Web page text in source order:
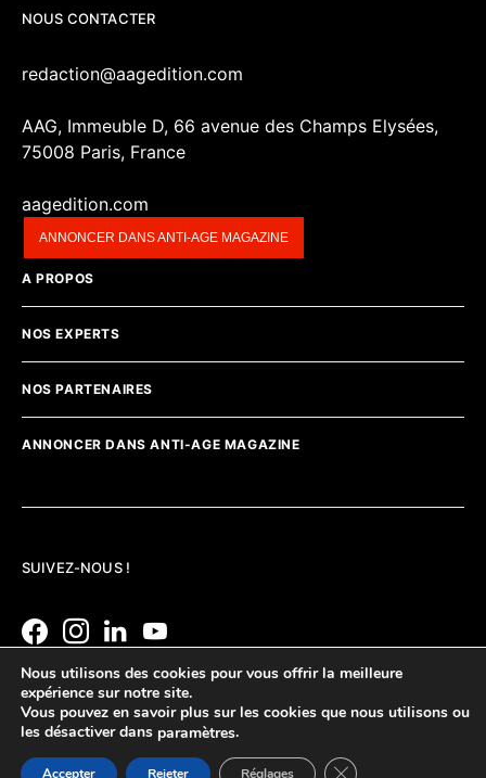
NOUS CONTACTER
redaction@aagedition.com
AAG, Immeuble D, 66 avenue des Champs Elysées,
75008 Paris, France
aagedition.com
ANNONCER DANS ANTI-AGE MAGAZINE
A PROPOS
NOS EXPERTS
NOS PARTENAIRES
ANNONCER DANS ANTI-AGE MAGAZINE
SUIVEZ-NOUS !
Nous utilisons des cookies pour vous offrir la meilleure
expérience sur notre site.
Vous pouvez en savoir plus sur les cookies que nous utilisons ou
les désactiver dans paramètres.
Accepter Rejeter Réglages Fermer la bannière